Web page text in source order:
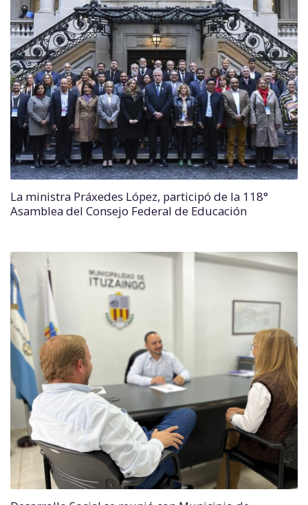
La ministra Práxedes López, participó de la 118°
Asamblea del Consejo Federal de Educación